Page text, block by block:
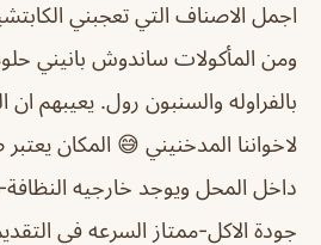
اجمل الاصناف التي تعجبني
ومن المأكولات ساندوش بانيني
بالفراوله والسنبون رول. يعيبهم ان
داخل المحل ويوجد خارجيه
جودة الاكل-ممتاز السرعه في